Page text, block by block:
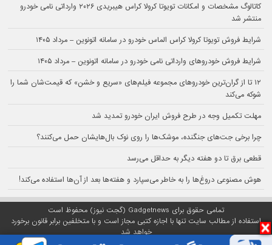
کاتالوگ مشخصات و امکانات تویوتا کرولا کراس هیبریدی ۲۰۲۶ وارداتی نامی خودرو
منتشر شد
شرایط فروش تویوتا کرولا کراس الماس خودرو در سامانه اتونوین – مرداد ۱۴۰۵
شرایط فروش خودروهای وارداتی نامی خودرو در سامانه اتونوین – مرداد ۱۴۰۵
۱۲ تا از گران‌ترین خودروهای مجموعه فیلم‌های «سریع و خشن» که قیمت‌شان شما را
شوکه می‌کند
مهلت تکمیل وجه در طرح فروش ایران خودرو تمدید شد
چرا برخی جت‌های جنگنده، موشک‌ها را روی نوک بال‌هایشان حمل می‌کنند؟
قطعی برق تا دو هفته دیگر به حداقل می‌رسد
هوش مصنوعی دروغ‌ها را به خاطر می‌سپارد و هفته‌ها بعد از آن‌ها استفاده می‌کند!
تمامی حقوق برای Gadgetnews (گجت نیوز) محفوظ است
استفاده از مطالب سایت تنها با اجازه کتبی مجاز است و با متخلفین برابر قانون برخورد
خواهد شد